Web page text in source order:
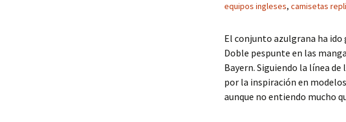
equipos ingleses, camisetas
El conjunto azulgrana ha ido
Doble pespunte en las
Bayern. Siguiendo la línea de
por la inspiración en
aunque no entiendo mucho